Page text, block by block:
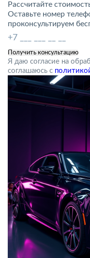
Рассчитайте
Оставьте номер
проконсультируем
Я даю согласие на
соглашаюсь с